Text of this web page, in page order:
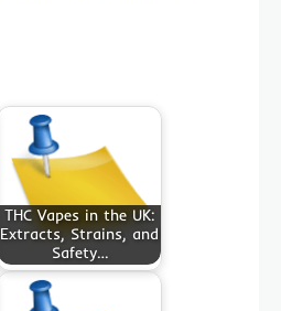
THC Vapes in the UK:
Extracts, Strains, and
Safety…